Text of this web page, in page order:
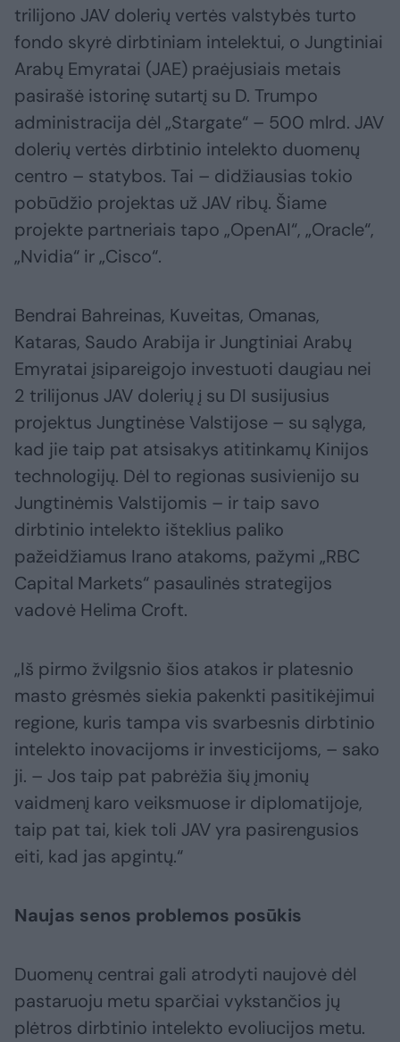
trilijono JAV dolerių vertės valstybės turto
fondo skyrė dirbtiniam intelektui, o Jungtiniai
Arabų Emyratai (JAE) praėjusiais metais
pasirašė istorinę sutartį su D. Trumpo
administracija dėl „Stargate“ – 500 mlrd. JAV
dolerių vertės dirbtinio intelekto duomenų
centro – statybos. Tai – didžiausias tokio
pobūdžio projektas už JAV ribų. Šiame
projekte partneriais tapo „OpenAI“, „Oracle“,
„Nvidia“ ir „Cisco“.
Bendrai Bahreinas, Kuveitas, Omanas,
Kataras, Saudo Arabija ir Jungtiniai Arabų
Emyratai įsipareigojo investuoti daugiau nei
2 trilijonus JAV dolerių į su DI susijusius
projektus Jungtinėse Valstijose – su sąlyga,
kad jie taip pat atsisakys atitinkamų Kinijos
technologijų. Dėl to regionas susivienijo su
Jungtinėmis Valstijomis – ir taip savo
dirbtinio intelekto išteklius paliko
pažeidžiamus Irano atakoms, pažymi „RBC
Capital Markets“ pasaulinės strategijos
vadovė Helima Croft.
„Iš pirmo žvilgsnio šios atakos ir platesnio
masto grėsmės siekia pakenkti pasitikėjimui
regione, kuris tampa vis svarbesnis dirbtinio
intelekto inovacijoms ir investicijoms, – sako
ji. – Jos taip pat pabrėžia šių įmonių
vaidmenį karo veiksmuose ir diplomatijoje,
taip pat tai, kiek toli JAV yra pasirengusios
eiti, kad jas apgintų.“
Naujas senos problemos posūkis
Duomenų centrai gali atrodyti naujovė dėl
pastaruoju metu sparčiai vykstančios jų
plėtros dirbtinio intelekto evoliucijos metu.